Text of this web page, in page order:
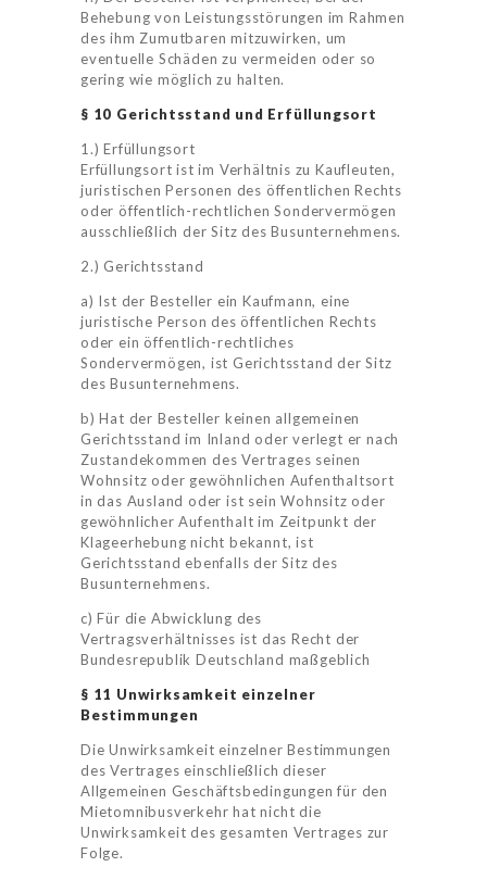
Behebung von Leistungsstörungen im Rahmen
des ihm Zumutbaren mitzuwirken, um
eventuelle Schäden zu vermeiden oder so
gering wie möglich zu halten.
§ 10 Gerichtsstand und Erfüllungsort
1.) Erfüllungsort
Erfüllungsort ist im Verhältnis zu Kaufleuten,
juristischen Personen des öffentlichen Rechts
oder öffentlich-rechtlichen Sondervermögen
ausschließlich der Sitz des Busunternehmens.
2.) Gerichtsstand
a) Ist der Besteller ein Kaufmann, eine
juristische Person des öffentlichen Rechts
oder ein öffentlich-rechtliches
Sondervermögen, ist Gerichtsstand der Sitz
des Busunternehmens.
b) Hat der Besteller keinen allgemeinen
Gerichtsstand im Inland oder verlegt er nach
Zustandekommen des Vertrages seinen
Wohnsitz oder gewöhnlichen Aufenthaltsort
in das Ausland oder ist sein Wohnsitz oder
gewöhnlicher Aufenthalt im Zeitpunkt der
Klageerhebung nicht bekannt, ist
Gerichtsstand ebenfalls der Sitz des
Busunternehmens.
c) Für die Abwicklung des
Vertragsverhältnisses ist das Recht der
Bundesrepublik Deutschland maßgeblich
§ 11 Unwirksamkeit einzelner
Bestimmungen
Die Unwirksamkeit einzelner Bestimmungen
des Vertrages einschließlich dieser
Allgemeinen Geschäftsbedingungen für den
Mietomnibusverkehr hat nicht die
Unwirksamkeit des gesamten Vertrages zur
Folge.